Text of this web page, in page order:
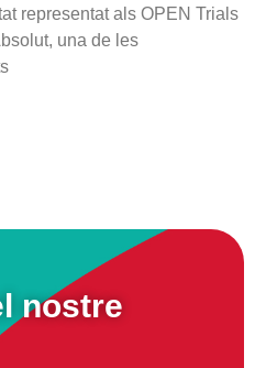
representat als OPEN Trials
una de les
nostre